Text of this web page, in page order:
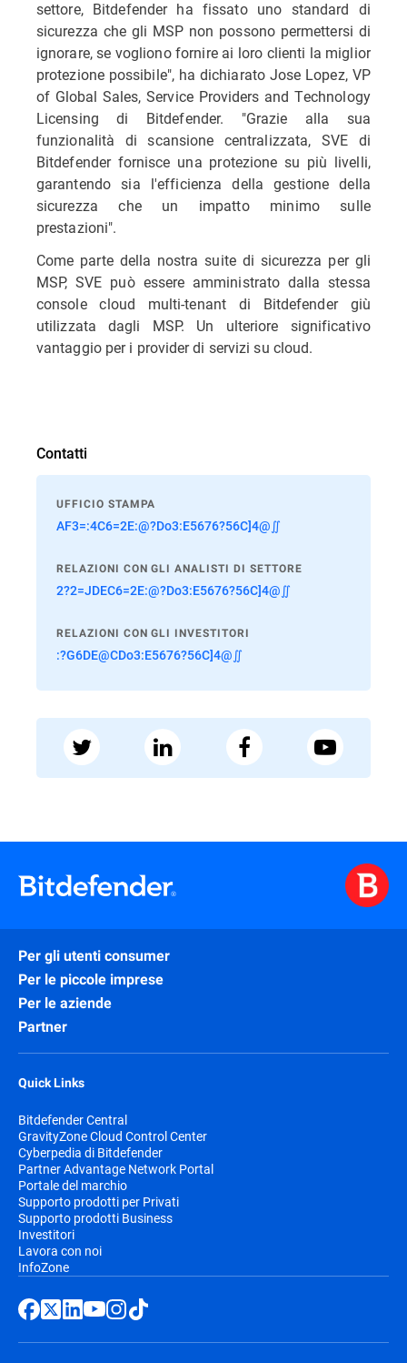
settore, Bitdefender ha fissato uno standard di
sicurezza che gli MSP non possono permettersi di
ignorare, se vogliono fornire ai loro clienti la miglior
protezione possibile", ha dichiarato Jose Lopez, VP
of Global Sales, Service Providers and Technology
Licensing di Bitdefender. "Grazie alla sua
funzionalità di scansione centralizzata, SVE di
Bitdefender fornisce una protezione su più livelli,
garantendo sia l'efficienza della gestione della
sicurezza che un impatto minimo sulle
prestazioni".
Come parte della nostra suite di sicurezza per gli
MSP, SVE può essere amministrato dalla stessa
console cloud multi-tenant di Bitdefender giù
utilizzata dagli MSP. Un ulteriore significativo
vantaggio per i provider di servizi su cloud.
Contatti
UFFICIO STAMPA
AF3=:4C6=2E:@?Do3:E5676?56C]4@∬
RELAZIONI CON GLI ANALISTI DI SETTORE
2?2=JDEC6=2E:@?Do3:E5676?56C]4@∬
RELAZIONI CON GLI INVESTITORI
:?G6DE@CDo3:E5676?56C]4@∬
Per gli utenti consumer
Per le piccole imprese
Per le aziende
Partner
Quick Links
Bitdefender Central
GravityZone Cloud Control Center
Cyberpedia di Bitdefender
Partner Advantage Network Portal
Portale del marchio
Supporto prodotti per Privati
Supporto prodotti Business
Investitori
Lavora con noi
InfoZone